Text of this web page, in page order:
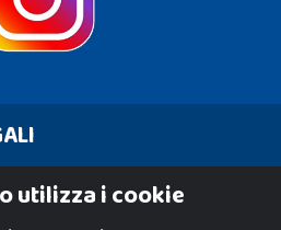
utilizza i cookie